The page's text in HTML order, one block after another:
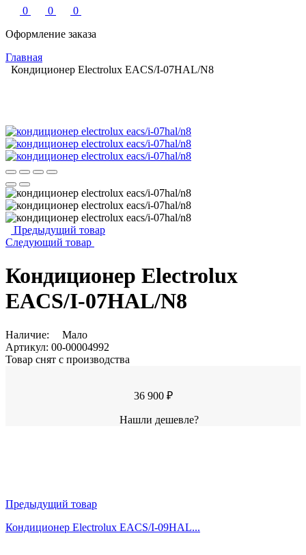
0
0
0
Оформление заказа
Главная
Кондиционер Electrolux EACS/I-07HAL/N8
Предыдущий товар
Следующий товар
Кондиционер Electrolux
EACS/I-07HAL/N8
Наличие:
Мало
Артикул: 00-00004992
Товар снят с производства
36 900 ₽
Нашли дешевле?
Предыдущий товар
Кондиционер Electrolux EACS/I-09HAL...